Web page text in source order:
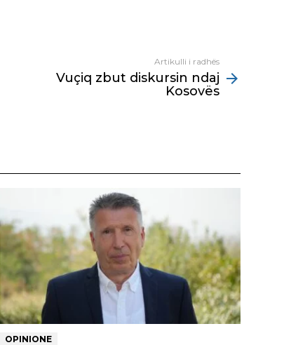
Artikulli i radhës
Vuçiq zbut diskursin ndaj
Kosovës
OPINIONE